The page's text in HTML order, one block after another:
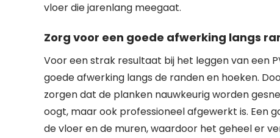
vloer die jarenlang meegaat.
Zorg voor een goede afwerking langs
Voor een strak resultaat bij het leggen van een
goede afwerking langs de randen en hoeken.
zorgen dat de planken nauwkeurig worden
oogt, maar ook professioneel afgewerkt is. Een
de vloer en de muren, waardoor het geheel er